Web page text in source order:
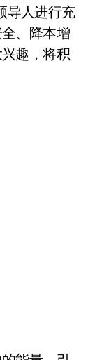
导人进行充
、降本增
趣，将积